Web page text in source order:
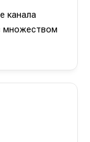
канала
множеством